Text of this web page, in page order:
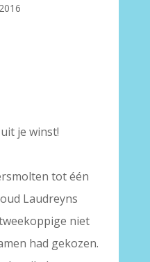
je winst!
tot één
Laudreyns
niet
had gekozen.